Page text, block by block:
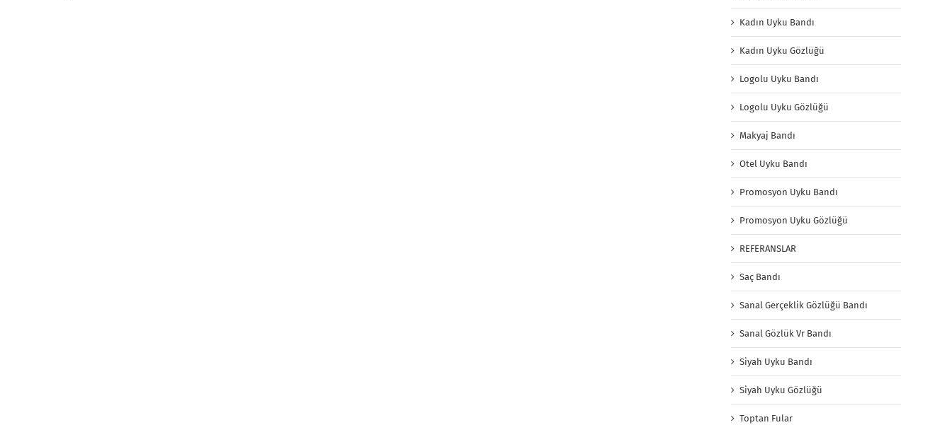
Kadın Uyku Bandı
Kadın Uyku Gözlüğü
Logolu Uyku Bandı
Logolu Uyku Gözlüğü
Makyaj Bandı
Otel Uyku Bandı
Promosyon Uyku Bandı
Promosyon Uyku Gözlüğü
REFERANSLAR
Saç Bandı
Sanal Gerçeklik Gözlüğü Bandı
Sanal Gözlük Vr Bandı
Siyah Uyku Bandı
Siyah Uyku Gözlüğü
Toptan Fular